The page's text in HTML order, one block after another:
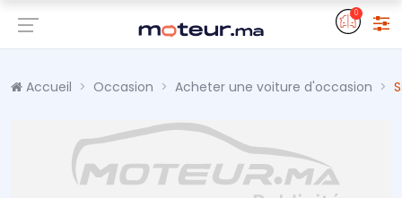
0
Accueil Occasion Acheter une voiture d'occasion